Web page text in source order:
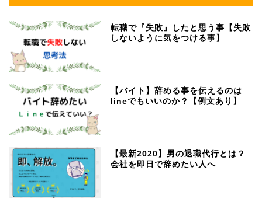
転職で『失敗』したと思う事【失敗
しないように気をつける事】
【バイト】辞める事を伝えるのは
lineでもいいのか？【例文あり】
【最新2020】男の退職代行とは？
会社を即日で辞めたい人へ